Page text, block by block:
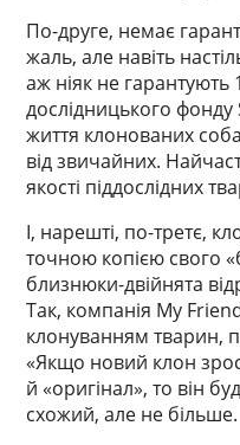
По-друге, немає
жаль, але навіть
аж ніяк не гарантують
дослідницького фонду
життя клонованих
від звичайних.
якості піддослідних
І, нарешті, по-третє,
точною копією свого
близнюки-двійнята
Так, компанія My
клонуванням тварин,
«Якщо новий клон
й «оригінал», то він
схожий, але не більше.